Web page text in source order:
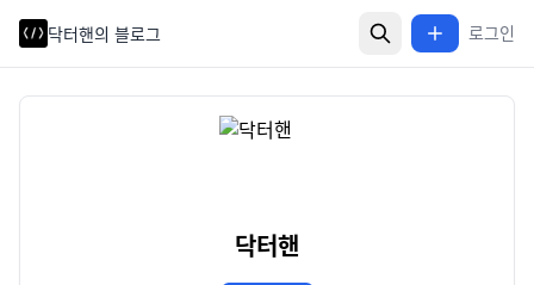
닥터핸의 블로그 로그인
닥터핸